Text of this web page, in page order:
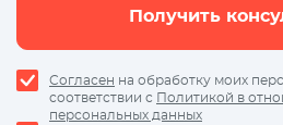
Получить
Согласен на обработку моих
соответствии с Политикой в
персональных данных